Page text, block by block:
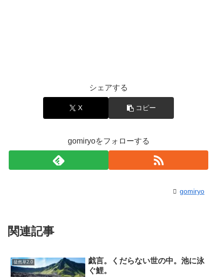
シェアする
X コピー
gomiryoをフォローする
gomiryo
関連記事
徒然草2.0
戯言。くだらない世の中。池に泳
ぐ鯉。